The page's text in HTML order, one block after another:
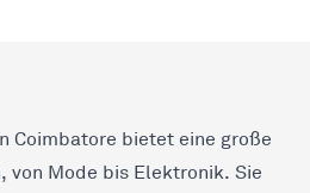
Coimbatore bietet eine große
von Mode bis Elektronik. Sie